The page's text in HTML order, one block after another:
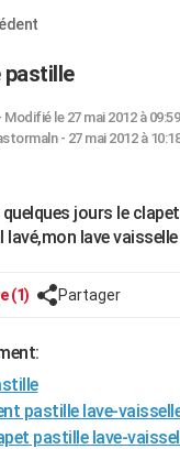
pastille
Modifié le 27 mai 2012 à 09:59
- 27 mai 2012 à 10:18
jours le
lavé,mon lave
(1) Partager
pastille lave-
pastille lave-